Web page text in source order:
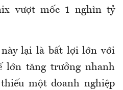
vượt mốc 1 nghìn tỷ
này lại là bất lợi lớn với
tăng trưởng nhanh
một doanh nghiệp